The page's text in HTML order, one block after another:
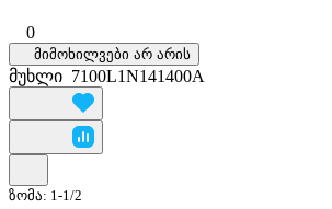
0
მიმოხილვები არ არის
მუხლი 7100L1N141400A
ზომა: 1-1/2